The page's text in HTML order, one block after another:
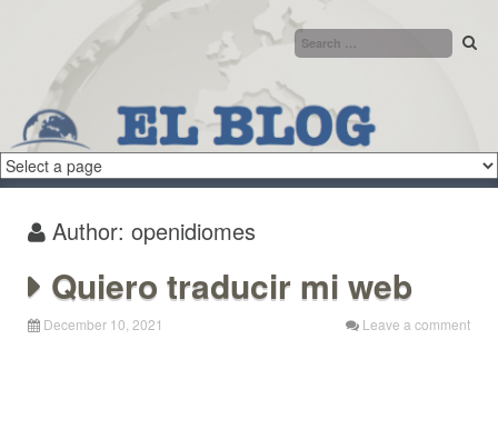
Author: openidiomes
Quiero traducir mi web
December 10, 2021 Leave a comment